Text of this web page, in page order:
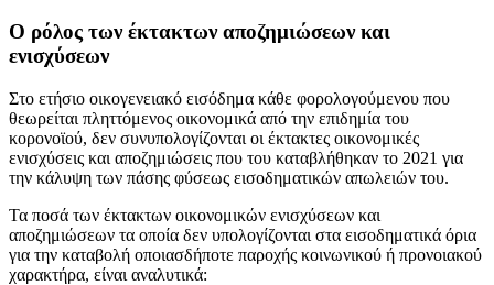
O ρόλος των έκτακτων αποζημιώσεων και
ενισχύσεων
Στο ετήσιο οικογενειακό εισόδημα κάθε φορολογούμενου που
θεωρείται πληττόμενος οικονομικά από την επιδημία του
κορονοϊού, δεν συνυπολογίζονται οι έκτακτες οικονομικές
ενισχύσεις και αποζημιώσεις που του καταβλήθηκαν το 2021 για
την κάλυψη των πάσης φύσεως εισοδηματικών απωλειών του.
Τα ποσά των έκτακτων οικονομικών ενισχύσεων και
αποζημιώσεων τα οποία δεν υπολογίζονται στα εισοδηματικά όρια
για την καταβολή οποιασδήποτε παροχής κοινωνικού ή προνοιακού
χαρακτήρα, είναι αναλυτικά: